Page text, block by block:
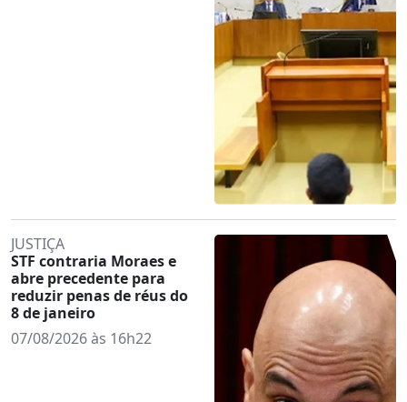
JUSTIÇA
STF contraria Moraes e
abre precedente para
reduzir penas de réus do
8 de janeiro
07/08/2026 às 16h22